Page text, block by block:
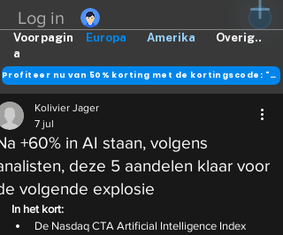
Log in
Europa Amerika Overig..
Voorpagin
a
Profiteer nu van 50% korting met de kortingscode: "DANK"
+60% in AI staan, volgens
deze 5 aandelen klaar voor
volgende explosie
Kolivier Jager
7 jul
In het kort:
De Nasdaq CTA Artificial Intelligence Index